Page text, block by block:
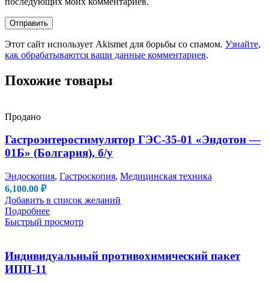
Этот сайт использует Akismet для борьбы со спамом. Узнайте,
как обрабатываются ваши данные комментариев.
Похожие товары
Продано
Гастроэнтеростимулятор ГЭС-35-01 «Эндотон —
01Б» (Болгария), б/у
Эндоскопия, Гастроскопия, Медицинская техника
6,100.00 ₽
Добавить в список желаний
Подробнее
Быстрый просмотр
Индивидуальный противохимический пакет
ИПП-11